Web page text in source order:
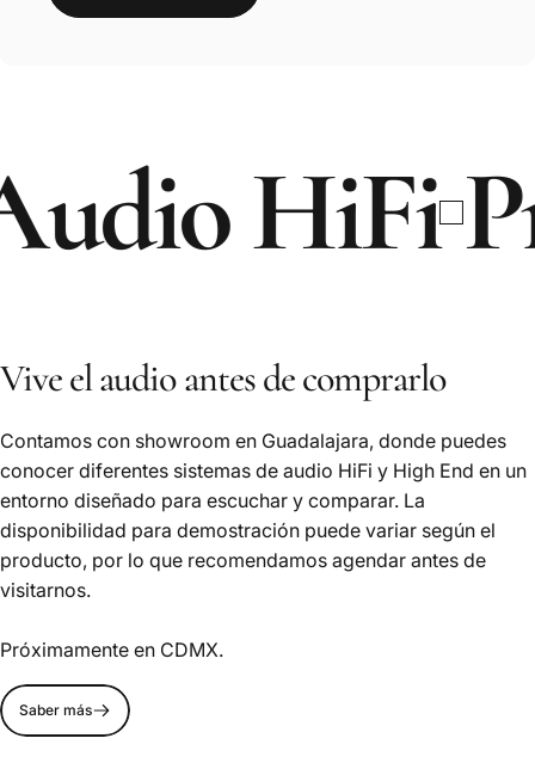
HiFi
Vive el audio antes de comprarlo
Contamos con showroom en Guadalajara, donde puedes
conocer diferentes sistemas de audio HiFi y High End en un
entorno diseñado para escuchar y comparar. La
disponibilidad para demostración puede variar según el
producto, por lo que recomendamos agendar antes de
visitarnos.
Próximamente en CDMX.
Saber más